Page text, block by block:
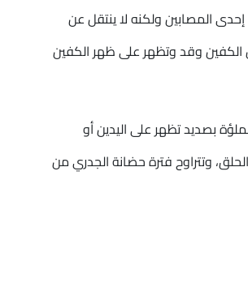
المصابين ولكنه لا ينتقل عن
وقد وتظهر على ظهر الكفين
بصديد تظهر على اليدين أو
وتتراوح فترة حضانة الجدري من